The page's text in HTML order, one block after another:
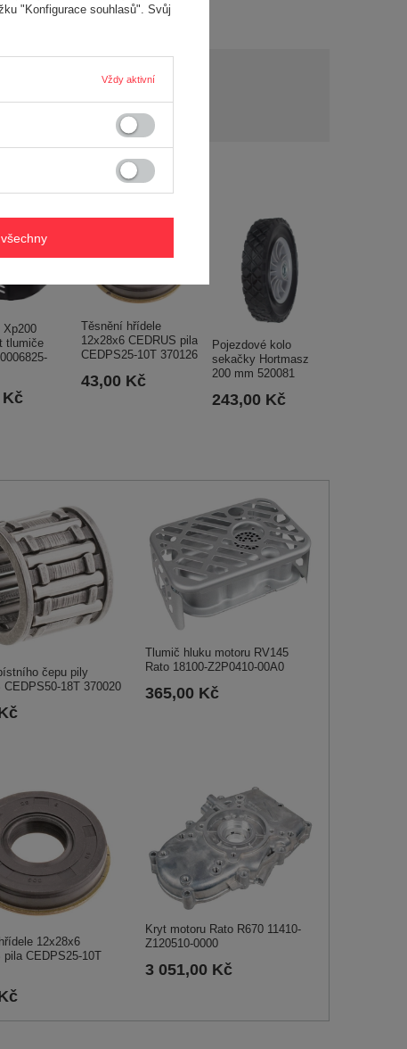
a
Xp200
tlumiče
Kč
Těsnění hřídele
12x28x6 CEDRUS pila
CEDPS25-10T 370126
43,00 Kč
Pojezdové kolo
sekačky Hortmasz
200 mm 520081
243,00 Kč
čepu pily
CEDPS50-18T 370020
Tlumič hluku motoru RV145
Rato 18100-Z2P0410-00A0
365,00 Kč
12x28x6
pila CEDPS25-10T
Kryt motoru Rato R670 11410-
Z120510-0000
3 051,00 Kč
"Konfigurace souhlasů". Svůj
Vždy aktivní